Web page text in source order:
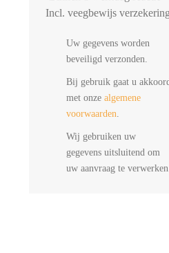
Incl. veegbewijs verzekering
Uw gegevens worden
beveiligd verzonden.
Bij gebruik gaat u
met onze algemene
voorwaarden.
Wij gebruiken uw
gegevens uitsluitend om
uw aanvraag te verwerken.